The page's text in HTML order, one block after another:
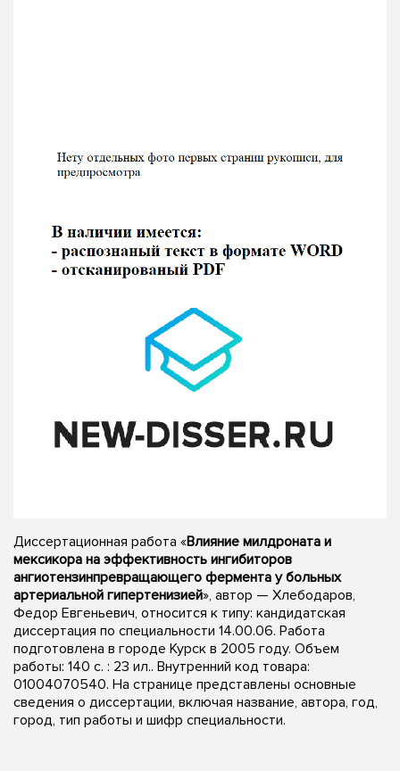
Диссертационная работа «Влияние милдроната и
мексикора на эффективность ингибиторов
ангиотензинпревращающего фермента у больных
артериальной гипертенизией», автор — Хлебодаров,
Федор Евгеньевич, относится к типу: кандидатская
диссертация по специальности 14.00.06. Работа
подготовлена в городе Курск в 2005 году. Объем
работы: 140 с. : 23 ил.. Внутренний код товара:
01004070540. На странице представлены основные
сведения о диссертации, включая название, автора, год,
город, тип работы и шифр специальности.